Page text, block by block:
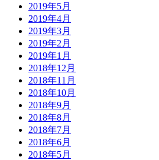
2019年5月
2019年4月
2019年3月
2019年2月
2019年1月
2018年12月
2018年11月
2018年10月
2018年9月
2018年8月
2018年7月
2018年6月
2018年5月